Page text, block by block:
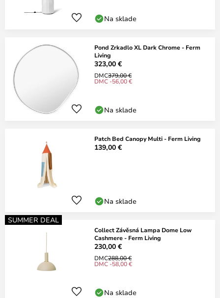
Na sklade
Pond Zrkadlo XL Dark Chrome - Ferm
Living
323,00 €
DMC379,00 €
DMC -56,00 €
Na sklade
Patch Bed Canopy Multi - Ferm Living
139,00 €
Na sklade
SUMMER DEAL
Collect Závěsná Lampa Dome Low
Cashmere - Ferm Living
230,00 €
DMC288,00 €
DMC -58,00 €
Na sklade